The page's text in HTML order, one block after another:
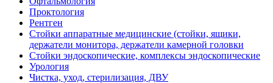
Проктология
Рентген
Стойки аппаратные медицинские (стойки, ящики,
держатели монитора, держатели камерной головки
Стойки эндоскопические, комплексы эндоскопические
Урология
Чистка, уход, стерилизация, ДВУ